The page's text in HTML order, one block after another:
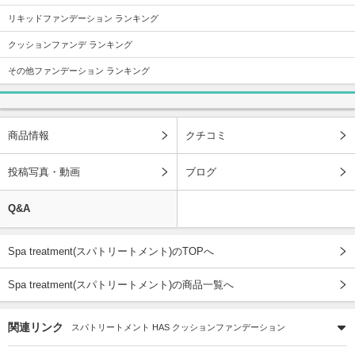
リキッドファンデーション ランキング
クッションファンデ ランキング
その他ファンデーション ランキング
商品情報 クチコミ
投稿写真・動画 ブログ
Q&A
Spa treatment(スパトリートメント)のTOPへ
Spa treatment(スパトリートメント)の商品一覧へ
関連リンク スパトリートメント HAS クッションファンデーション